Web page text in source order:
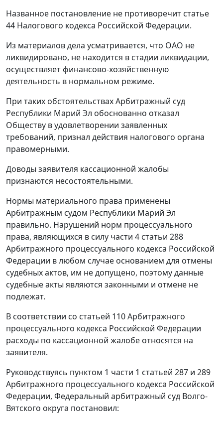
Названное постановление не противоречит статье
44 Налогового кодекса Российской Федерации.
Из материалов дела усматривается, что ОАО не
ликвидировано, не находится в стадии ликвидации,
осуществляет финансово-хозяйственную
деятельность в нормальном режиме.
При таких обстоятельствах Арбитражный суд
Республики Марий Эл обоснованно отказал
Обществу в удовлетворении заявленных
требований, признал действия налогового органа
правомерными.
Доводы заявителя кассационной жалобы
признаются несостоятельными.
Нормы материального права применены
Арбитражным судом Республики Марий Эл
правильно. Нарушений норм процессуального
права, являющихся в силу части 4 статьи 288
Арбитражного процессуального кодекса Российской
Федерации в любом случае основанием для отмены
судебных актов, им не допущено, поэтому данные
судебные акты являются законными и отмене не
подлежат.
В соответствии со статьей 110Арбитражного
процессуального кодекса Российской Федерации
расходы по кассационной жалобе относятся на
заявителя.
Руководствуясь пунктом 1 части 1 статьей 287 и 289
Арбитражного процессуального кодекса Российской
Федерации, Федеральный арбитражный суд Волго-
Вятского округа постановил: